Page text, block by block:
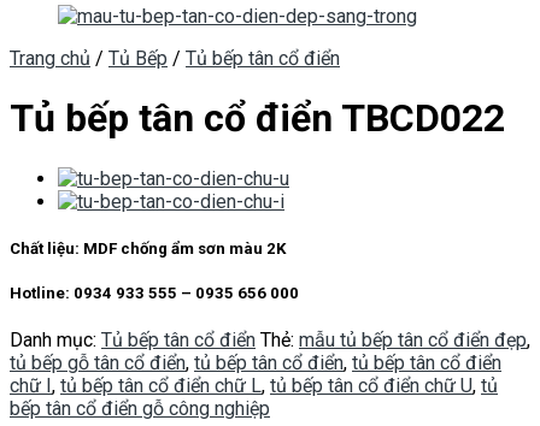
Trang chủ / Tủ Bếp / Tủ bếp tân cổ điển
Tủ bếp tân cổ điển TBCD022
Chất liệu: MDF chống ẩm sơn màu 2K
Hotline: 0934 933 555 – 0935 656 000
Danh mục: Tủ bếp tân cổ điển Thẻ: mẫu tủ bếp tân cổ điển đẹp,
tủ bếp gỗ tân cổ điển, tủ bếp tân cổ điển, tủ bếp tân cổ điển
chữ I , tủ bếp tân cổ điển chữ L, tủ bếp tân cổ điển chữ U, tủ
bếp tân cổ điển gỗ công nghiệp